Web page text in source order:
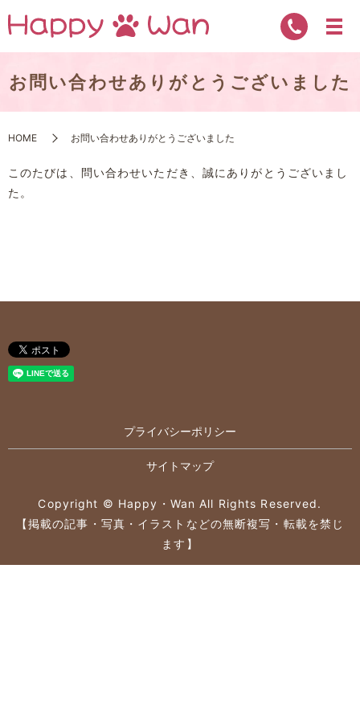
お問い合わせありがとうございました
HOME お問い合わせありがとうございました
このたびは、問い合わせいただき、誠にありがとうございまし
た。
プライバシーポリシー
サイトマップ
Copyright © Happy・Wan All Rights Reserved.
【掲載の記事・写真・イラストなどの無断複写・転載を禁じ
ます】